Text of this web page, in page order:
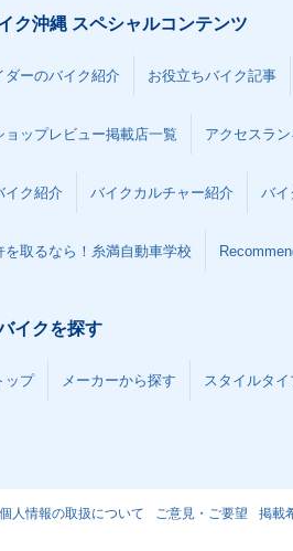
ク沖縄 スペシャルコンテンツ
ダーのバイク紹介 お役立ちバイク記事
ョップレビュー掲載店一覧 アクセスラ
イク紹介 バイクカルチャー紹介 バイ
を取るなら！糸満自動車学校
イクを探す
ップ メーカーから探す スタイルタ
個人情報の取扱について ご意見・ご要望 掲載